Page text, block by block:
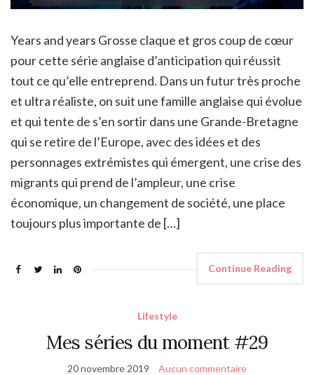
Years and years Grosse claque et gros coup de cœur
pour cette série anglaise d’anticipation qui réussit
tout ce qu’elle entreprend. Dans un futur très proche
et ultra réaliste, on suit une famille anglaise qui évolue
et qui tente de s’en sortir dans une Grande-Bretagne
qui se retire de l’Europe, avec des idées et des
personnages extrémistes qui émergent, une crise des
migrants qui prend de l’ampleur, une crise
économique, un changement de société, une place
toujours plus importante de […]
Continue Reading
Lifestyle
Mes séries du moment #29
20 novembre 2019 Aucun commentaire